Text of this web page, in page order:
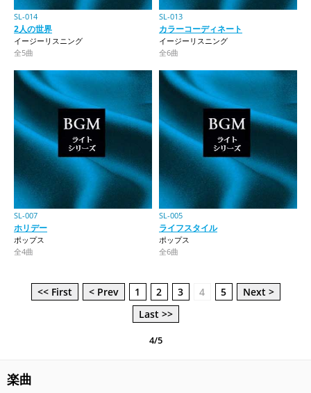
SL-014
2人の世界
イージーリスニング
全5曲
SL-013
カラーコーディネート
イージーリスニング
全6曲
SL-007
ホリデー
ポップス
全4曲
SL-005
ライフスタイル
ポップス
全6曲
<< First < Prev 1 2 3 4 5
Next >
Last >>
4/5
楽曲